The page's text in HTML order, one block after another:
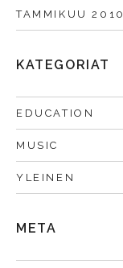
TAMMIKUU 2010
KATEGORIAT
EDUCATION
MUSIC
YLEINEN
META